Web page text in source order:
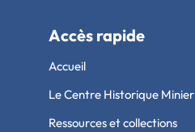
Accès rapide
Accueil
Le Centre Historique Minier
Ressources et collections